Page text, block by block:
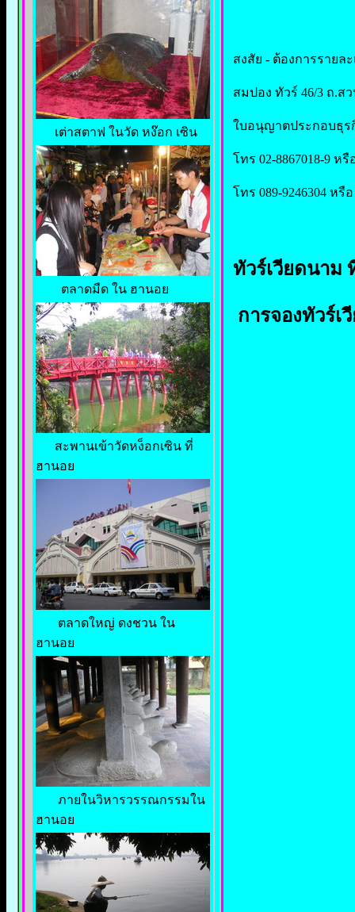
เต่าสตาฟ ในวัด หง๊อก เซิน
ตลาดมืด ใน ฮานอย
สะพานเข้าวัดหง็อกเซิน ที่
ฮานอย
ตลาดใหญ่ ดงชวน ใน
ฮานอย
ภายในวิหารวรรณกรรมใน
ฮานอย
สงสัย - ต้องการรายล
สมปอง ทัวร์ 46/3 ถ.ส
ใบอนุญาตประกอบธุรกิ
โทร 02-8867018-9 หรื
โทร 089-9246304 หรือ
ทัวร์เวียดนาม
การจองทัวร์เ